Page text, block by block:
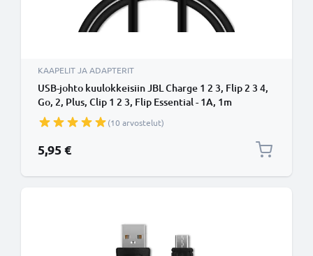
KAAPELIT JA ADAPTERIT
USB-johto kuulokkeisiin JBL Charge 1 2 3, Flip 2 3 4,
Go, 2, Plus, Clip 1 2 3, Flip Essential - 1A, 1m
latausjohto. Musta PVC USB-kaapeli
(10 arvostelut)
5,95 €